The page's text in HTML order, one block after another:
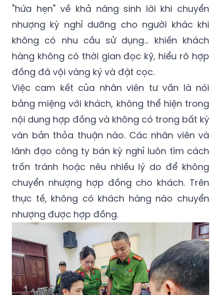
"hứa hẹn" về khả năng sinh lời khi chuyển
nhượng kỳ nghỉ dưỡng cho người khác khi
không có nhu cầu sử dụng... khiến khách
hàng không có thời gian đọc kỹ, hiểu rõ hợp
đồng đã vội vàng ký và đặt cọc.
Việc cam kết của nhân viên tư vấn là nói
bằng miệng với khách, không thể hiện trong
nội dung hợp đồng và không có trong bất kỳ
văn bản thỏa thuận nào. Các nhân viên và
lãnh đạo công ty bán kỳ nghỉ luôn tìm cách
trốn tránh hoặc nêu nhiều lý do để không
chuyển nhượng hợp đồng cho khách. Trên
thực tế, không có khách hàng nào chuyển
nhượng được hợp đồng.